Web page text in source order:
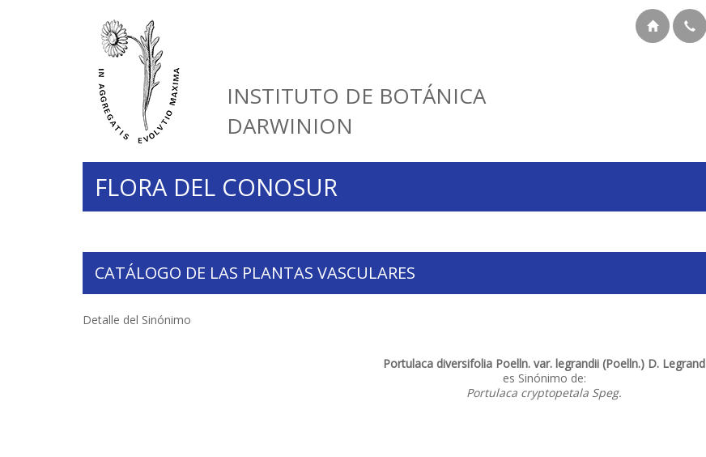
INSTITUTO DE BOTÁNICA
DARWINION
FLORA DEL CONOSUR
CATÁLOGO DE LAS PLANTAS VASCULARES
Detalle del Sinónimo
Portulaca diversifolia Poelln. var. legrandii (Poelln.) D. Legrand
es Sinónimo de:
Portulaca cryptopetala Speg.